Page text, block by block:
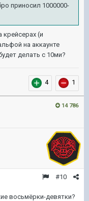
приносил 1000000-
крейсерах (и
на аккаунте
делать с 10ми?
4 1
14 786
#10
восьмёрки-девятки?